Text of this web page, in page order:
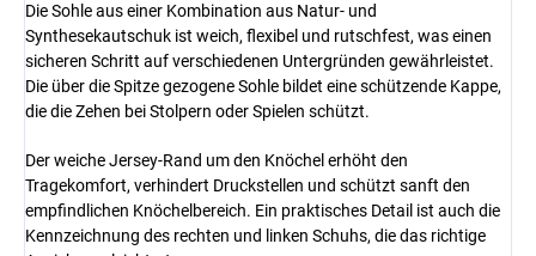
Die Sohle aus einer Kombination aus Natur- und
Synthesekautschuk ist weich, flexibel und rutschfest, was einen
sicheren Schritt auf verschiedenen Untergründen gewährleistet.
Die über die Spitze gezogene Sohle bildet eine schützende Kappe,
die die Zehen bei Stolpern oder Spielen schützt.
Der weiche Jersey-Rand um den Knöchel erhöht den
Tragekomfort, verhindert Druckstellen und schützt sanft den
empfindlichen Knöchelbereich. Ein praktisches Detail ist auch die
Kennzeichnung des rechten und linken Schuhs, die das richtige